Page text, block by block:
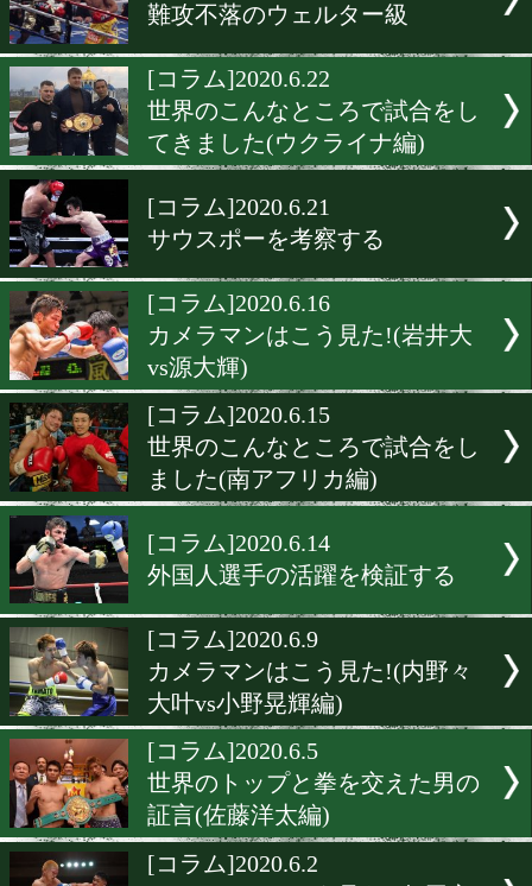
[コラム]2020.7.5
伝統のフライ級の歴史を辿
[コラム]2020.6.28
難攻不落のウェルター級
[コラム]2020.6.22
世界のこんなところで試合
てきました(ウクライナ編)
[コラム]2020.6.21
サウスポーを考察する
[コラム]2020.6.16
カメラマンはこう見た!(岩
vs源大輝)
[コラム]2020.6.15
世界のこんなところで試合
ました(南アフリカ編)
[コラム]2020.6.14